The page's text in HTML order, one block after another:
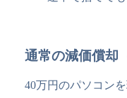
通常の減価償却
40万円のパソコン